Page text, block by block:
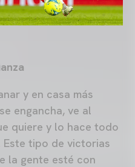
y en casa más
engancha, ve al
quiere y lo hace todo
tipo de victorias
la gente esté con